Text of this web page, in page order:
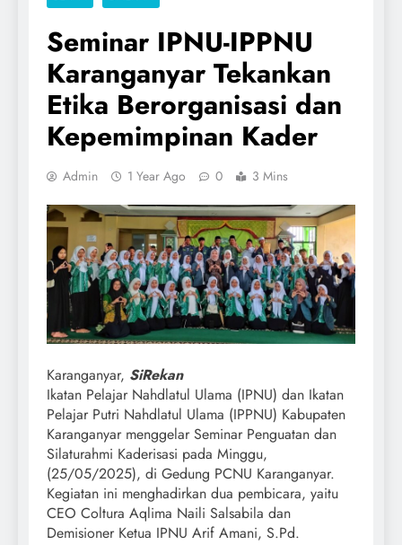
Seminar IPNU-IPPNU
Karanganyar Tekankan
Etika Berorganisasi dan
Kepemimpinan Kader
Admin 1 Year Ago 0 3 Mins
Karanganyar, SiRekan
Ikatan Pelajar Nahdlatul Ulama (IPNU) dan Ikatan
Pelajar Putri Nahdlatul Ulama (IPPNU) Kabupaten
Karanganyar menggelar Seminar Penguatan dan
Silaturahmi Kaderisasi pada Minggu,
(25/05/2025), di Gedung PCNU Karanganyar.
Kegiatan ini menghadirkan dua pembicara, yaitu
CEO Coltura Aqlima Naili Salsabila dan
Demisioner Ketua IPNU Arif Amani, S.Pd.